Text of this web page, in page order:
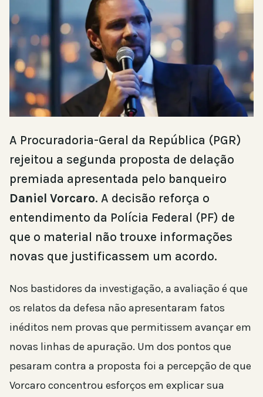
A Procuradoria-Geral da República (PGR)
rejeitou a segunda proposta de delação
premiada apresentada pelo banqueiro
Daniel Vorcaro. A decisão reforça o
entendimento da Polícia Federal (PF) de
que o material não trouxe informações
novas que justificassem um acordo.
Nos bastidores da investigação, a avaliação é que
os relatos da defesa não apresentaram fatos
inéditos nem provas que permitissem avançar em
novas linhas de apuração. Um dos pontos que
pesaram contra a proposta foi a percepção de que
Vorcaro concentrou esforços em explicar sua